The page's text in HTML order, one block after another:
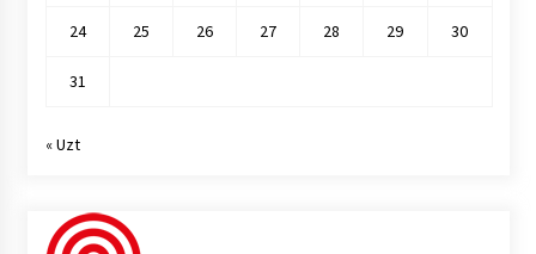
24 25 26 27 28 29 30
31
« Uzt